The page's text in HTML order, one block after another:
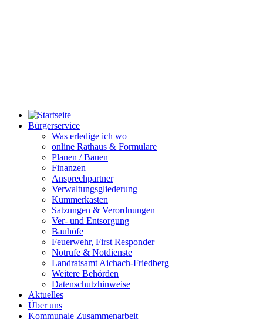
Bürgerservice
Was erledige ich wo
online Rathaus & Formulare
Planen / Bauen
Finanzen
Ansprechpartner
Verwaltungsgliederung
Kummerkasten
Satzungen & Verordnungen
Ver- und Entsorgung
Bauhöfe
Feuerwehr, First Responder
Notrufe & Notdienste
Landratsamt Aichach-Friedberg
Weitere Behörden
Datenschutzhinweise
Aktuelles
Über uns
Kommunale Zusammenarbeit